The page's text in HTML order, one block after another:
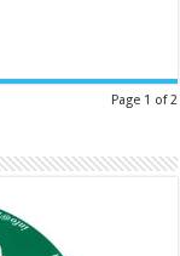
Page 1 of 2